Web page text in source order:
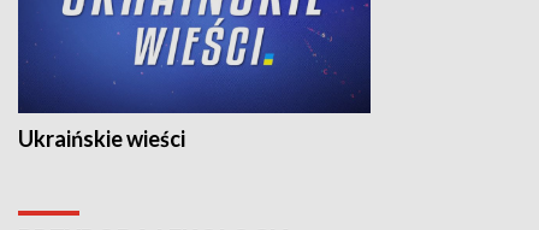
Ukraińskie wieści